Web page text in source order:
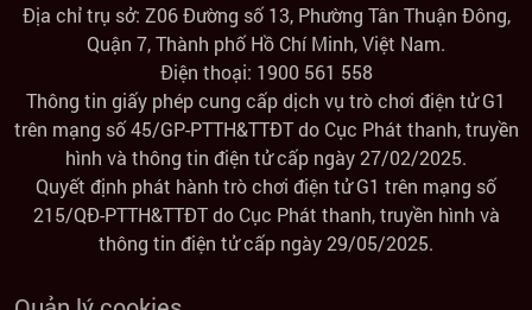
Hoa
đạo
Địa chỉ trụ sở: Z06 Đường số 13, Phường Tân Thuận Đông,
Quận 7, Thành phố Hồ Chí Minh, Việt Nam.
Điện thoại: 1900 561 558
Thông tin giấy phép cung cấp dịch vụ trò chơi điện tử G1
trên mạng số 45/GP-PTTH&TTĐT do Cục Phát thanh, truyền
hình và thông tin điện tử cấp ngày 27/02/2025.
Quyết định phát hành trò chơi điện tử G1 trên mạng số
215/QĐ-PTTH&TTĐT do Cục Phát thanh, truyền hình và
thông tin điện tử cấp ngày 29/05/2025.